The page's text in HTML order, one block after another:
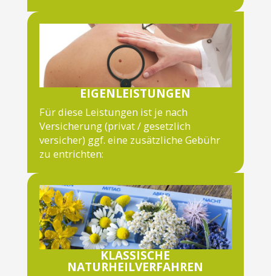
EIGENLEISTUNGEN
Für diese Leistungen ist je nach
Versicherung (privat / gesetzlich
versicher) ggf. eine zusätzliche Gebühr
zu entrichten:
KLASSISCHE
NATURHEILVERFAHREN